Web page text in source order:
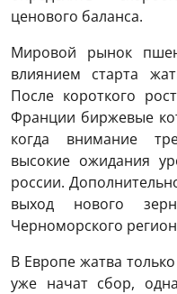
ценового баланса.
Мировой рынок
влиянием старта
После короткого
Франции биржевые
когда внимание
высокие ожидания
россии.
выход нового
Черноморского
В Европе жатва
уже начат сбор,